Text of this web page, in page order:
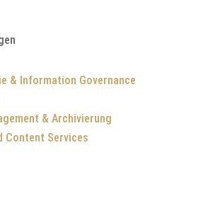
& Information Governance
& Archivierung
Content Services